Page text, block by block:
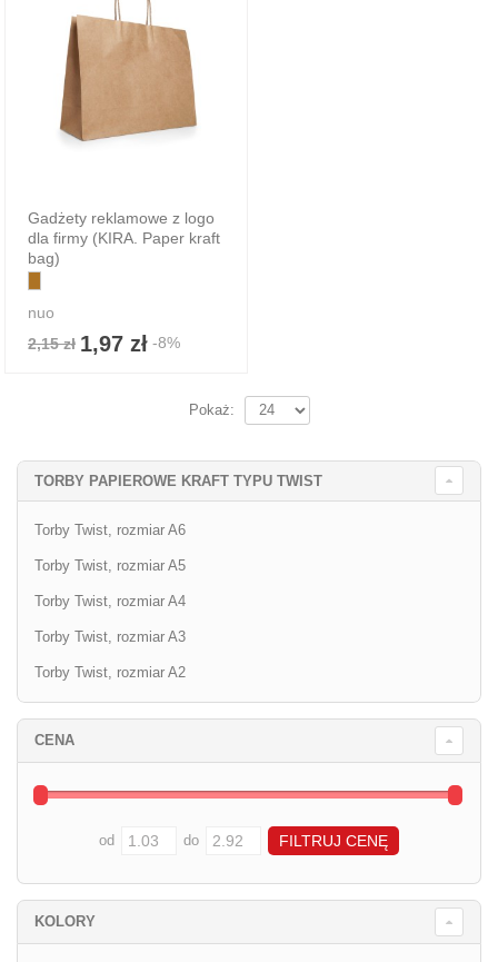
Gadżety reklamowe z logo
dla firmy (KIRA. Paper kraft
bag)
nuo
2,15 zł 1,97 zł -8%
Pokaż:
TORBY PAPIEROWE KRAFT TYPU TWIST
Torby Twist, rozmiar A6
Torby Twist, rozmiar A5
Torby Twist, rozmiar A4
Torby Twist, rozmiar A3
Torby Twist, rozmiar A2
CENA
od do
KOLORY